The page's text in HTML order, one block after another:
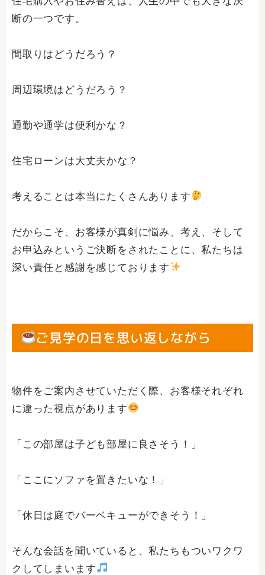
断の一つです。
間取りはどうだろう？
周辺環境はどうだろう？
通勤や通学は便利かな？
住宅ローンは大丈夫かな？
考えることは本当にたくさんあります
だからこそ、お客様が真剣に悩み、考え、そして
お申込みというご決断をされたことに、私たちは
深い責任と感謝を感じております
ご見学の日を思い返しながら
物件をご案内させていただく際、お客様それぞれ
に違った視点があります
「この部屋は子ども部屋に良さそう！」
「ここにソファを置きたいな！」
「休日は庭でバーベキューができそう！」
そんな会話を聞いていると、私たちもついワクワ
クしてしまいます